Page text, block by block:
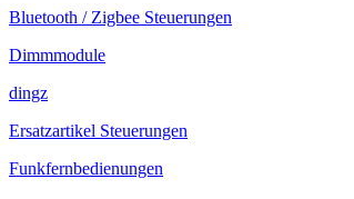
Bluetooth / Zigbee Steuerungen
Dimmmodule
dingz
Ersatzartikel Steuerungen
Funkfernbedienungen